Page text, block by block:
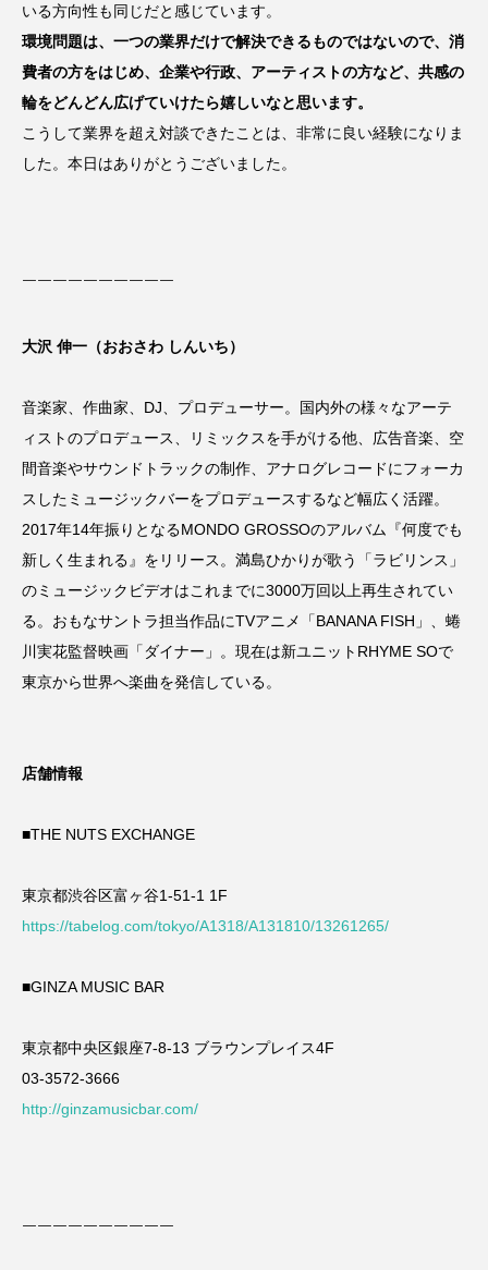
いる方向性も同じだと感じています。
環境問題は、一つの業界だけで解決できるものではないので、消
費者の方をはじめ、企業や行政、アーティストの方など、共感の
輪をどんどん広げていけたら嬉しいなと思います。
こうして業界を超え対談できたことは、非常に良い経験になりま
した。本日はありがとうございました。
￣￣￣￣￣￣￣￣￣￣
大沢 伸一（おおさわ しんいち）
音楽家、作曲家、DJ、プロデューサー。国内外の様々なアーテ
ィストのプロデュース、リミックスを手がける他、広告音楽、空
間音楽やサウンドトラックの制作、アナログレコードにフォーカ
スしたミュージックバーをプロデュースするなど幅広く活躍。
2017年14年振りとなるMONDO GROSSOのアルバム『何度でも
新しく生まれる』をリリース。満島ひかりが歌う「ラビリンス」
のミュージックビデオはこれまでに3000万回以上再生されてい
る。おもなサントラ担当作品にTVアニメ「BANANA FISH」、蜷
川実花監督映画「ダイナー」。現在は新ユニットRHYME SOで
東京から世界へ楽曲を発信している。
店舗情報
■THE NUTS EXCHANGE
東京都渋谷区富ヶ谷1-51-1 1F
https://tabelog.com/tokyo/A1318/A131810/13261265/
■GINZA MUSIC BAR
東京都中央区銀座7-8-13 ブラウンプレイス4F
03-3572-3666
http://ginzamusicbar.com/
￣￣￣￣￣￣￣￣￣￣